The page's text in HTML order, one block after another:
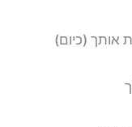
אותך (כיום)